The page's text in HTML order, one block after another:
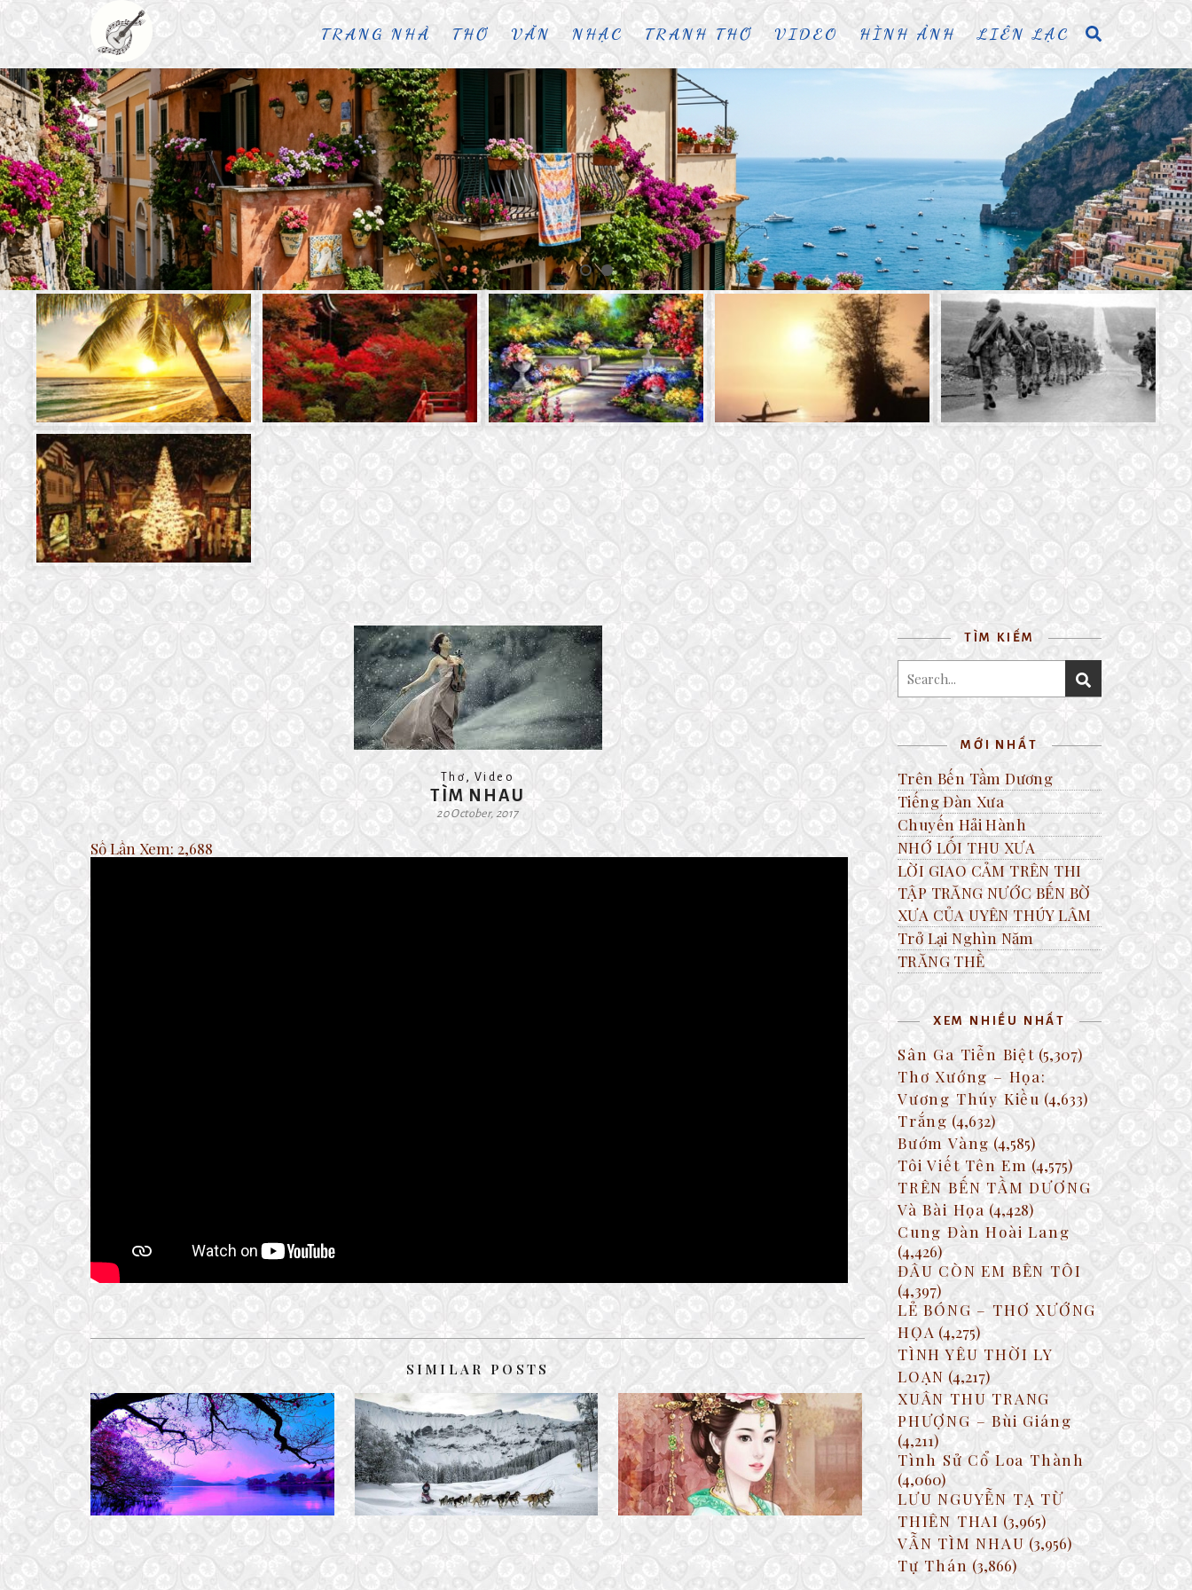
TRANG NHÀ THƠ VĂN NHẠC TRANH THƠ VIDEO HÌNH ẢNH LIÊN LẠC
Thơ ,Video
TÌM NHAU
20 October, 2017
Số Lần Xem: 2,688
SIMILAR POSTS
TRĂM NĂM
25 August, 2020
HOANG MẠC MÊNH MÔNG
9 January, 2018
VƯƠNG THÚY KIỀU
29 October, 2016
TÌM KIẾM
MỚI NHẤT
Trên Bến Tầm Dương
Tiếng Đàn Xưa
Chuyến Hải Hành
NHỚ LỐI THU XƯA
LỜI GIAO CẢM TRÊN THI
TẬP TRĂNG NƯỚC BẾN BỜ
XƯA CỦA UYÊN THÚY LÂM
Trở Lại Nghìn Năm
TRĂNG THỀ
XEM NHIỀU NHẤT
Sân Ga Tiễn Biệt (5,307)
Thơ Xướng – Họa:
Vương Thúy Kiều (4,633)
Trắng (4,632)
Bướm Vàng (4,585)
Tôi Viết Tên Em (4,575)
TRÊN BẾN TẦM DƯƠNG
Và Bài Họa (4,428)
Cung Đàn Hoài Lang
(4,426)
ĐÂU CÒN EM BÊN TÔI
(4,397)
LẺ BÓNG – THƠ XƯỚNG
HỌA (4,275)
TÌNH YÊU THỜI LY
LOẠN (4,217)
XUÂN THU TRANG
PHƯỢNG – Bùi Giáng
(4,211)
Tình Sử Cổ Loa Thành
(4,060)
LƯU NGUYỄN TẠ TỪ
THIÊN THAI (3,965)
VẪN TÌM NHAU (3,956)
Tự Thán (3,866)